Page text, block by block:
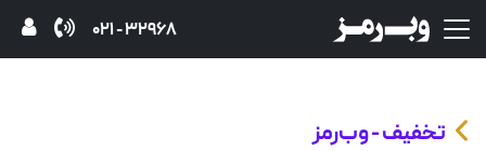
32968 - 021
تخفیف - وب‌رمز